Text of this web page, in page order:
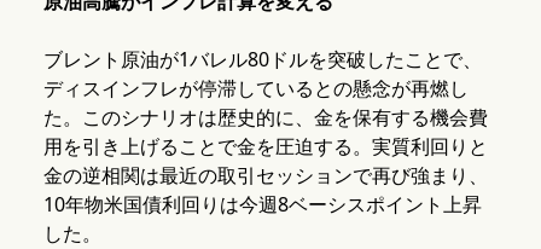
ブレント原油が1バレル80ドルを突破したことで、
ディスインフレが停滞しているとの懸念が再燃し
た。このシナリオは歴史的に、金を保有する機会費
用を引き上げることで金を圧迫する。実質利回りと
金の逆相関は最近の取引セッションで再び強まり、
10年物米国債利回りは今週8ベーシスポイント上昇
した。